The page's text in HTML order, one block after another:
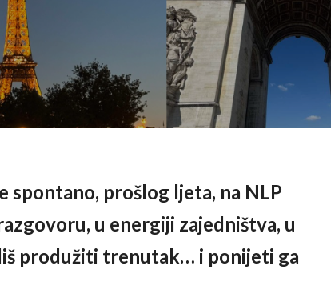
spontano, prošlog ljeta, na NLP
u energiji zajedništva, u
produžiti trenutak… i ponijeti ga